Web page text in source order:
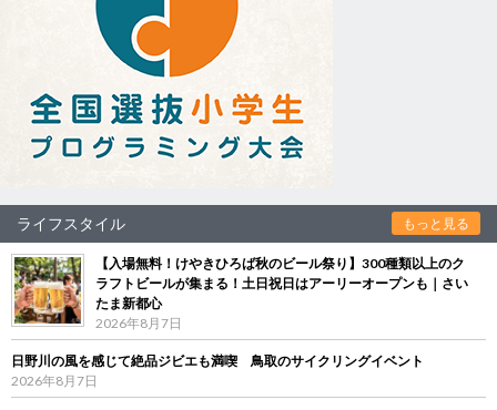
ライフスタイル もっと見る
【入場無料！けやきひろば秋のビール祭り】300種類以上のク
ラフトビールが集まる！土日祝日はアーリーオープンも｜さい
たま新都心
2026年8月7日
日野川の風を感じて絶品ジビエも満喫 鳥取のサイクリングイベント
2026年8月7日